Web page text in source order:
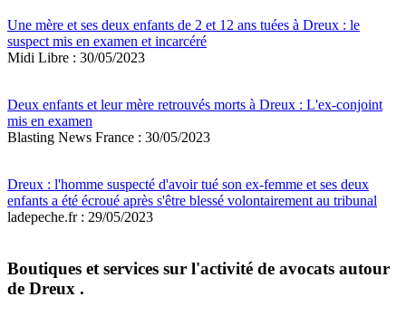
Une mère et ses deux enfants de 2 et 12 ans tuées à Dreux : le
suspect mis en examen et incarcéré
Midi Libre : 30/05/2023
Deux enfants et leur mère retrouvés morts à Dreux : L'ex-conjoint
mis en examen
Blasting News France : 30/05/2023
Dreux : l'homme suspecté d'avoir tué son ex-femme et ses deux
enfants a été écroué après s'être blessé volontairement au tribunal
ladepeche.fr : 29/05/2023
Boutiques et services sur l'activité de avocats autour
de Dreux .